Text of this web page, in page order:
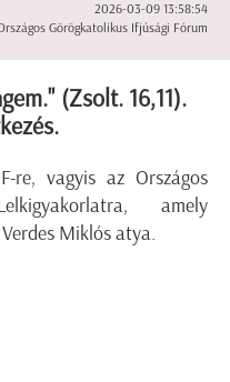
2026-03-09 13:58:54
Görögkatolikus Ifjúsági Fórum
(Zsolt. 16,11).
re, vagyis az Országos
amely
Miklós atya.